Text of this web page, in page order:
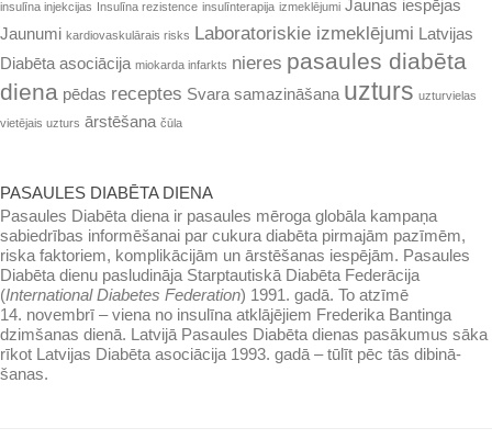
insulīna injekcijas Insulīna rezistence insulīnterapija izmeklējumi Jaunas iespējas
Jaunumi kardiovaskulārais risks Laboratoriskie izmeklējumi
Latvijas
Diabēta asociācija miokarda infarkts nieres pasaules diabēta
diena pēdas receptes Svara samazināšana uzturs uzturvielas
vietējais uzturs ārstēšana čūla
PASAULES DIABĒTA DIENA
Pasaules Diabēta diena ir pasaules mē­roga globāla kampaņa
sabiedrības infor­mēšanai par cukura diabēta pirmajām pazīmēm,
riska faktoriem, kompli­kācijām un ārstēšanas iespējām. Pasaules
Diabēta dienu pasludināja Starptautiskā Diabēta Federācija
(International Dia­betes Federation) 1991. gadā. To atzīmē
14. novembrī – viena no insulīna atklājējiem Frederika Ban­tinga
dzim­šanas dienā. Latvijā Pa­saules Dia­bēta dienas pasā­ku­mus sāka
rīkot Lat­vijas Diabēta asociācija 1993. gadā – tūlīt pēc tās dibinā­
šanas.